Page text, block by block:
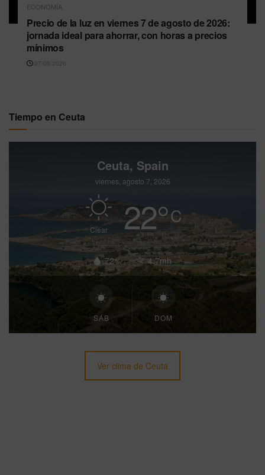
ECONOMÍA
Precio de la luz en viernes 7 de agosto de 2026:
jornada ideal para ahorrar, con horas a precios
mínimos
07/08/2026
Tiempo en Ceuta
Ceuta, Spain
viernes, agosto 7, 2026
Clear 22°C
72% 4.7mh
SÁB DOM
Ver clima de Ceuta